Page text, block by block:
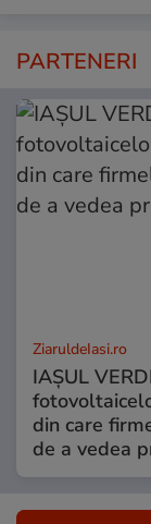
PARTENERI
ZiaruldeIasi.ro
IAȘUL
din care
de a vedea